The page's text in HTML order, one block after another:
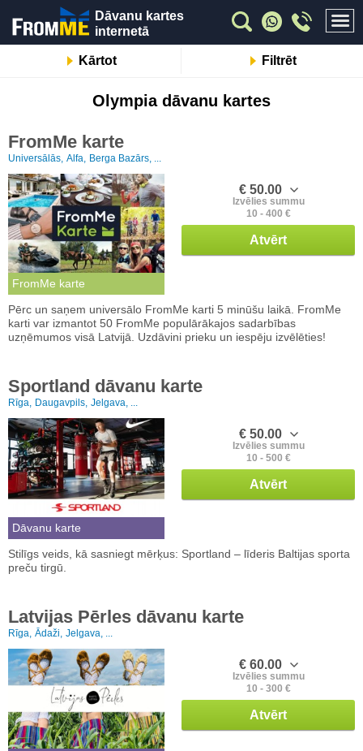
Dāvanu kartes
internetā
Kārtot Filtrēt
Olympia dāvanu kartes
FromMe karte
Universālās, Alfa, Berga Bazārs, ...
FromMe karte
€ 50.00
Izvēlies summu
10 - 400 €
Atvērt
Pērc un saņem universālo FromMe karti 5 minūšu laikā. FromMe
karti var izmantot 50 FromMe populārākajos sadarbības
uzņēmumos visā Latvijā. Uzdāvini prieku un iespēju izvēlēties!
Sportland dāvanu karte
Rīga, Daugavpils, Jelgava, ...
Dāvanu karte
€ 50.00
Izvēlies summu
10 - 500 €
Atvērt
Stilīgs veids, kā sasniegt mērķus: Sportland – līderis Baltijas sporta
preču tirgū.
Latvijas Pērles dāvanu karte
Rīga, Ādaži, Jelgava, ...
€ 60.00
Izvēlies summu
10 - 300 €
Atvērt